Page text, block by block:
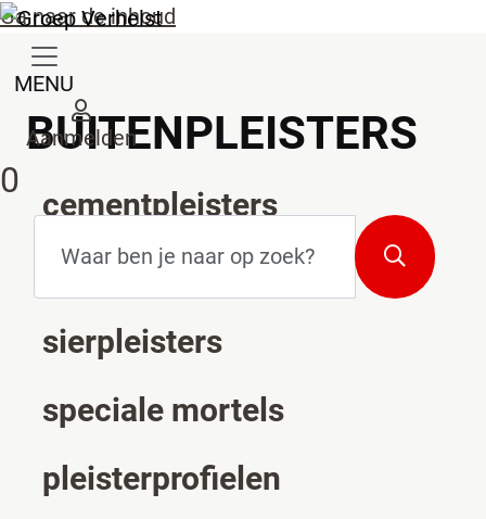
Ga naar de inhoud
MENU
Aanmelden
0
Zoeken
BUITENPLEISTERS
cementpleisters
gipspleisters
sierpleisters
speciale mortels
pleisterprofielen